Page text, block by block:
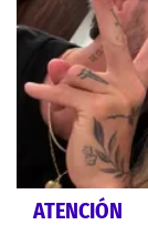
ATENCIÓN